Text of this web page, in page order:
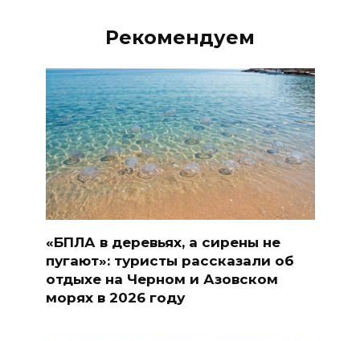
Рекомендуем
«БПЛА в деревьях, а сирены не
пугают»: туристы рассказали об
отдыхе на Черном и Азовском
морях в 2026 году